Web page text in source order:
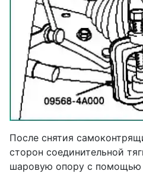
После снятия
сторон соединительной
шаровую опору с